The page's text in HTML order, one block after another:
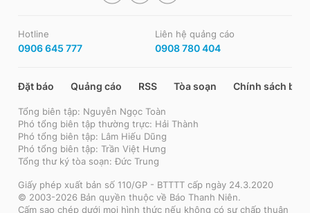
Hotline
0906 645 777
Liên hệ quảng cáo
0908 780 404
Đặt báo Quảng cáo RSS Tòa soạn Chính sách bảo
Tổng biên tập: Nguyễn Ngọc Toàn
Phó tổng biên tập thường trực: Hải Thành
Phó tổng biên tập: Lâm Hiếu Dũng
Phó tổng biên tập: Trần Việt Hưng
Tổng thư ký tòa soạn: Đức Trung
Giấy phép xuất bản số 110/GP - BTTTT cấp ngày 24.3.2020
© 2003-2026 Bản quyền thuộc về Báo Thanh Niên.
Cấm sao chép dưới mọi hình thức nếu không có sự chấp thuận